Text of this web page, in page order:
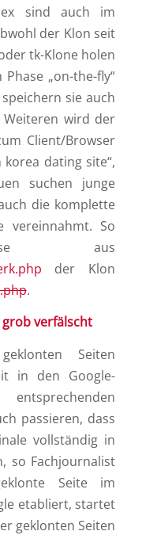
sind auch im
der Klon seit
tk-Klone holen
„on-the-fly“
sie auch
Weiteren wird der
Client/Browser
dating site“,
suchen junge
die komplette
vereinnahmt. So
aus
der Klon
.
verfälscht
Seiten
in den Google-
passieren, dass
vollständig in
so Fachjournalist
Seite im
etabliert, startet
geklonten Seiten